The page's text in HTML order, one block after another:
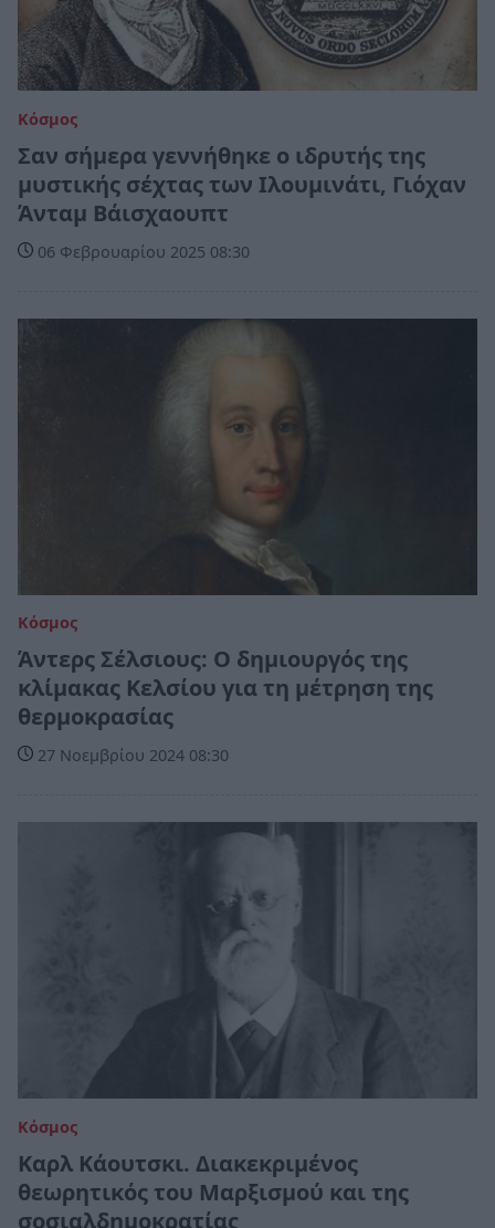
Κόσμος
Σαν σήμερα γεννήθηκε ο ιδρυτής της
μυστικής σέχτας των Ιλουμινάτι, Γιόχαν
Άνταμ Βάισχαουπτ
06 Φεβρουαρίου 2025 08:30
Κόσμος
Άντερς Σέλσιους: Ο δημιουργός της
κλίμακας Κελσίου για τη μέτρηση της
θερμοκρασίας
27 Νοεμβρίου 2024 08:30
Κόσμος
Καρλ Κάουτσκι. Διακεκριμένος
θεωρητικός του Μαρξισμού και της
σοσιαλδημοκρατίας